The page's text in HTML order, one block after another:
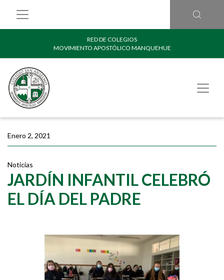
RED DE COLEGIOS
MOVIMIENTO APOSTÓLICO MANQUEHUE
Enero 2, 2021
Noticias
JARDÍN INFANTIL CELEBRÓ
EL DÍA DEL PADRE